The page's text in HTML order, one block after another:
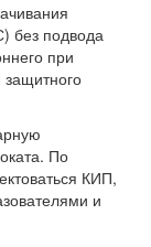
без подвода
при
По
КИП,
и